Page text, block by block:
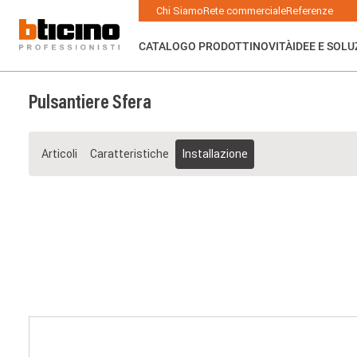
contenuto
principale
navigation
Chi SiamoRete commercialeReferenze
CATALOGO PRODOTTINOVITÀIDEE E
Pulsantiere Sfera
Articoli Caratteristiche Installazione